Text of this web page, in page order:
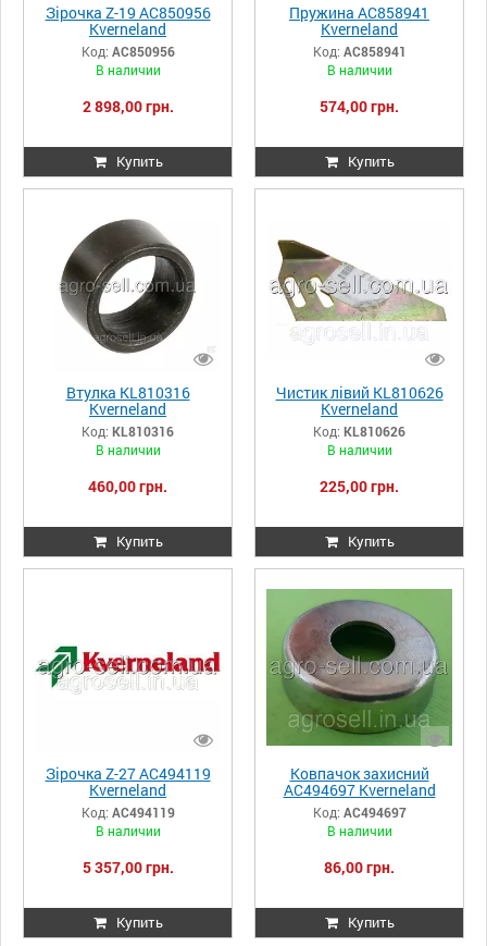
Зірочка Z-19 AC850956
Kverneland
Код: AC850956
В наличии
2 898,00 грн.
Купить
Пружина AC858941
Kverneland
Код: AC858941
В наличии
574,00 грн.
Купить
Втулка KL810316
Kverneland
Код: KL810316
В наличии
460,00 грн.
Купить
Чистик лівий KL810626
Kverneland
Код: KL810626
В наличии
225,00 грн.
Купить
Зірочка Z-27 AC494119
Kverneland
Код: AC494119
В наличии
5 357,00 грн.
Купить
Ковпачок захисний
AC494697 Kverneland
Код: AC494697
В наличии
86,00 грн.
Купить